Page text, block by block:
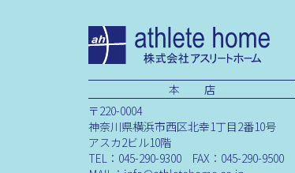
本 店
〒220-0004
神奈川県横浜市西区北幸1丁目2番10号
アスカ2ビル10階
TEL：045-290-9300 FAX：045-290-9500